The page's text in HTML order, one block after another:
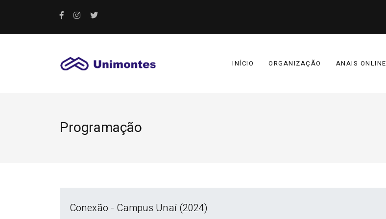
INÍCIO ORGANIZAÇÃO ANAIS ONLINE
Programação
Conexão - Campus Unaí (2024)